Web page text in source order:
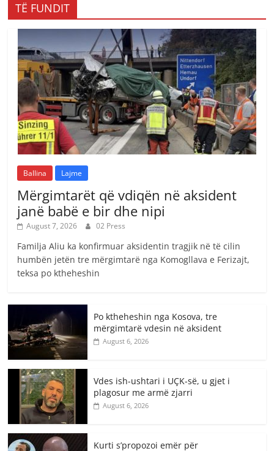
TË FUNDIT
Ballina Lajme
Mërgimtarët që vdiqën në aksident
janë babë e bir dhe nipi
August 7, 2026 02 Press
Familja Aliu ka konfirmuar aksidentin tragjik në të cilin
humbën jetën tre mërgimtarë nga Komogllava e Ferizajt,
teksa po ktheheshin
Po ktheheshin nga Kosova, tre
mërgimtarë vdesin në aksident
August 6, 2026
Vdes ish-ushtari i UÇK-së, u gjet i
plagosur me armë zjarri
August 6, 2026
Kurti s’propozoi emër për